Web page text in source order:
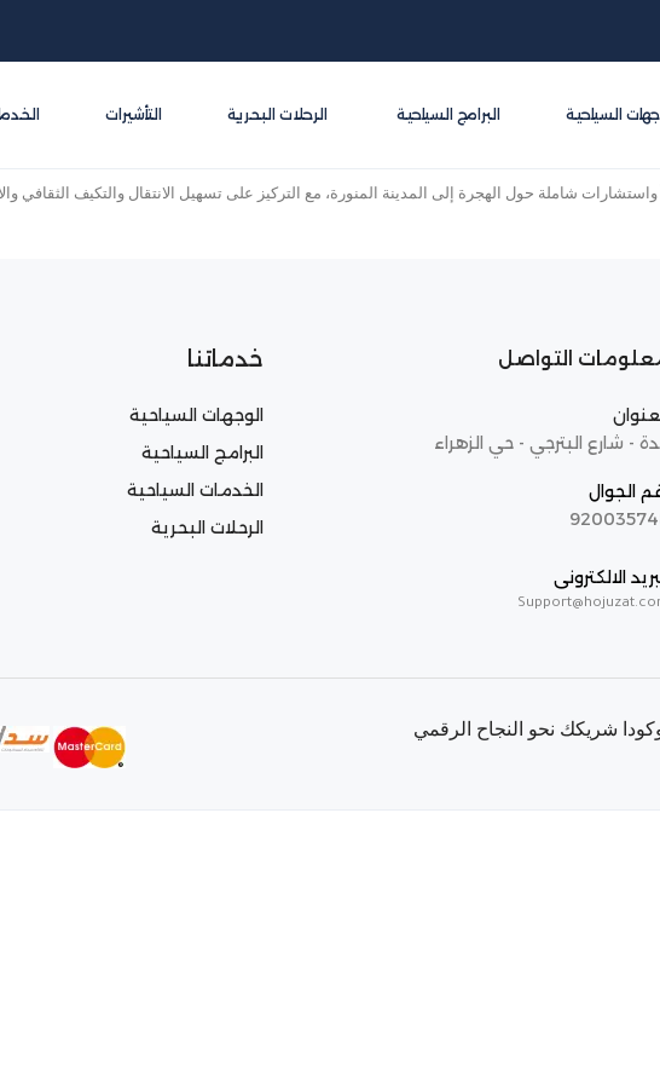
السياحية البرامج السياحية الرحلات البحرية التأشيرات
شاملة حول الهجرة إلى المدينة المنورة، مع التركيز على تسهيل الانتقال والتكيف الثقافي
التواصل
- شارع البترجي - حي الزهراء
الجوال
الالكترونى
خدماتنا
الوجهات السياحية
البرامج السياحية
الخدمات السياحية
الرحلات البحرية
شريكك نحو النجاح الرقمي